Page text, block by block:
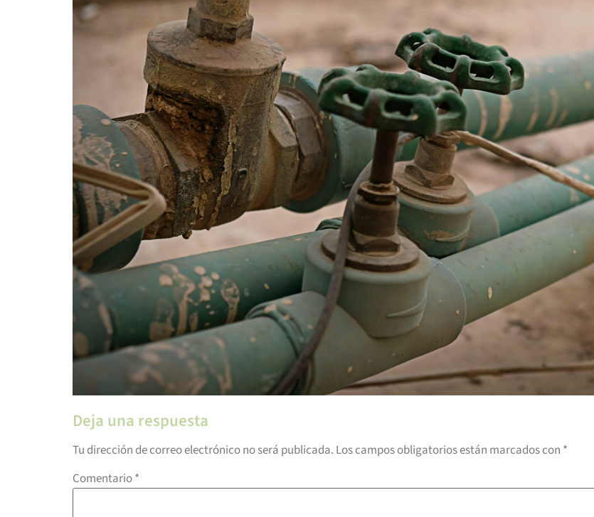
Deja una respuesta
Tu dirección de correo electrónico no será publicada. Los campos obligatorios están marcados con *
Comentario*